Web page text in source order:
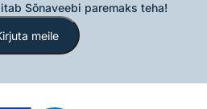
Sõnaveebi paremaks teha!
meile